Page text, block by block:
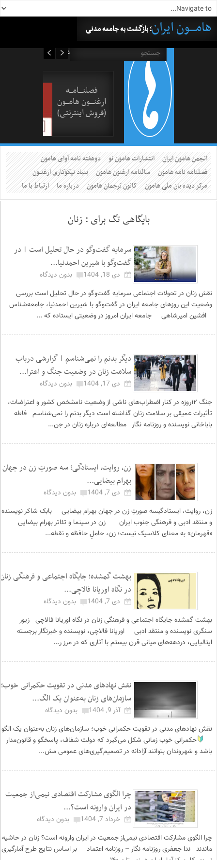
هامــــون ایران؛ بازگشت به جامعه مدنی
فصلنــــامـــه
ارغنــــون هامـــون
(فروش اینترنتی)
انجمن هامون ایران انتشارات هامون نو
دوهفته نامه آوای هامون
فصلنامه نامه هامون
سالنامه ارغنون هامون
بنیاد نیکوکاری ارغنــون
مرکز دیده بان ملی هامون
کانون ترجمان هامون درباره ما ارتباط با ما
بایگاهی تگ برای : زنان
سرمایه گفت‌وگو در حال تحلیل است | در
گفت‌وگو با شیرین احمدنیا...
دی 18, 1404
بدون دیدگاه
نقش زنان در تحولات اجتماعی سرمایه گفت‌وگو در حال تحلیل است بررسی
وضعیت این روزهای جامعه ایران در گفت‌وگو با شیرین احمدنیا، جامعه‌شناس
افشین امیرشاهی جامعه ایران امروز در وضعیتی ایستاده که ...
دیگر‌ بدنم را نمی‌شناسم | گزارشی درباب
سلامت زنان در وضعیت جنگ و اعترا...
دی 17, 1404
بدون دیدگاه
جنگ ۱۲روزه در کنار اضطراب‌های ناشی از وضعیت نامشخص کشور و اعتراضات،
تأثیرات عمیقی بر سلامت زنان گذاشته است دیگر‌ بدنم را نمی‌شناسم فاطه
باباخانی نویسنده و روزنامه نگار مطالعه‌ای درباره زنان در جن...
زن، روایت، ایستادگی؛ سه صورتِ زن در جهان
بهرام بیضایی...
دی 7, 1404
بدون دیدگاه
زن، روایت، ایستادگیسه صورتِ زن در جهان بهرام بیضایی بابک شاکر نویسنده
و منتقد ادبی و فرهنگی جنوب ایران زن در سینما و تئاتر بهرام بیضایی
«قهرمان» به معنای کلاسیک نیست؛ زن، حاملِ حافظه و نقطه...
بهشت گمشده؛ جایگاه اجتماعی و فرهنگی زنان
در نگاه اوریانا فالاچی...
دی 7, 1404
بدون دیدگاه
بهشت گمشده جایگاه اجتماعی و فرهنگی زنان در نگاه اوریانا فالاچی زیور
سنگری نویسنده و منتقد ادبی اوریانا فالاچی، نویسنده و خبرنگار برجسته
ایتالیایی، دردهه‌های میانی قرن بیستم با آثاری که در مرز ر...
نقش نهادهای مدنی در تقویت حکمرانی خوب؛
سازمان‌های زنان به‌عنوان یک الگ...
آذر 9, 1404
بدون دیدگاه
نقش نهادهای مدنی در تقویت حکمرانی خوب؛ سازمان‌های زنان به‌عنوان یک الگو
حکمرانی خوب زمانی شکل می‌گیرد که دولت شفاف، پاسخگو و قانون‌مدار
باشد و شهروندان بتوانند آزادانه در تصمیم‌گیری‌های عمومی مش...
چرا الگوی مشارکت اقتصادی نیمی‌از جمعیت
در ایران وارونه است؟...
خرداد 7, 1404
بدون دیدگاه
چرا الگوی مشارکت اقتصادی نیمی‌از جمعیت در ایران وارونه است؟ زنان در حاشیه
ماندند ندا جعفری روزنامه نگار – روزنامه اعتماد بر اساس نتایج طرح آمارگیری